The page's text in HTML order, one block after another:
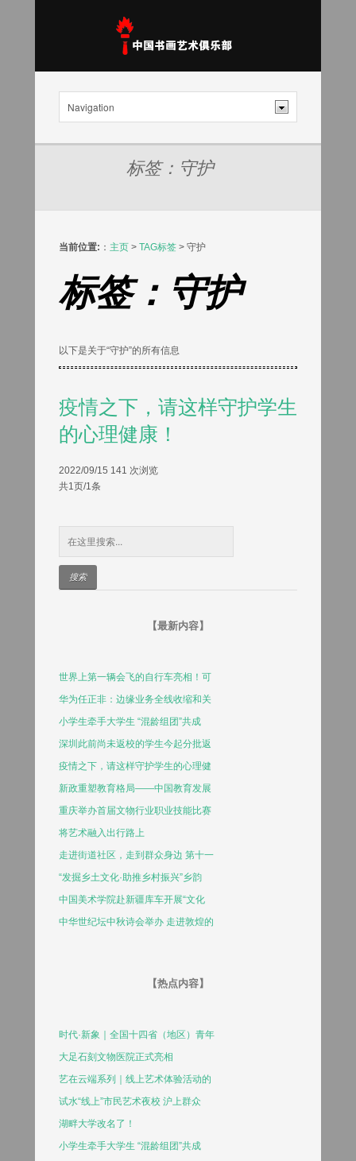
标签：守护
当前位置: ： 主页 > TAG标签 > 守护
标签：守护
以下是关于“守护”的所有信息
疫情之下，请这样守护学生
的心理健康！
2022/09/15 141 次浏览
共1页/1条
【最新内容】
世界上第一辆会飞的自行车亮相！可
华为任正非：边缘业务全线收缩和关
小学生牵手大学生 “混龄组团”共成
深圳此前尚未返校的学生今起分批返
疫情之下，请这样守护学生的心理健
新政重塑教育格局——中国教育发展
重庆举办首届文物行业职业技能比赛
将艺术融入出行路上
走进街道社区，走到群众身边 第十一
“发掘乡土文化·助推乡村振兴”乡韵
中国美术学院赴新疆库车开展“文化
中华世纪坛中秋诗会举办 走进敦煌的
【热点内容】
时代·新象｜全国十四省（地区）青年
大足石刻文物医院正式亮相
艺在云端系列｜线上艺术体验活动的
试水“线上”市民艺术夜校 沪上群众
湖畔大学改名了！
小学生牵手大学生 “混龄组团”共成